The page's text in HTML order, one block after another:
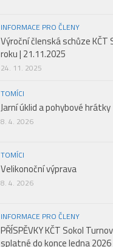
INFORMACE PRO ČLENY
Výroční členská schůze KČT
roku | 21.11.2025
24. 11. 2025
TOMÍCI
Jarní úklid a pohybové hrátky
8. 4. 2026
TOMÍCI
Velikonoční výprava
8. 4. 2026
INFORMACE PRO ČLENY
PŘÍSPĚVKY KČT Sokol
splatné do konce ledna 2026